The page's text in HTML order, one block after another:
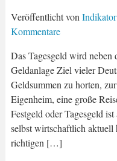
Veröffentlicht von Indikator
Kommentare
Das Tagesgeld wird neben
Geldanlage Ziel vieler
Geldsummen zu horten,
Eigenheim, eine große
Festgeld oder Tagesgeld
selbst wirtschaftlich aktuell
richtigen […]